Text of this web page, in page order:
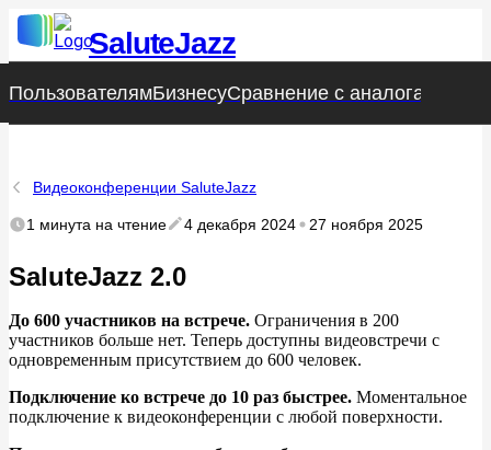
SaluteJazz
ПользователямБизнесуСравнение с аналогами
ПользователямБизнесуСравнение с аналогами
Видеоконференции SaluteJazz
1 минута на чтение 4 декабря 2024 27 ноября 2025
SaluteJazz 2.0
До 600 участников на встрече. Ограничения в 200
участников больше нет. Теперь доступны видеовстречи с
одновременным присутствием до 600 человек.
Подключение ко встрече до 10 раз быстрее. Моментальное
подключение к видеоконференции с любой поверхности.